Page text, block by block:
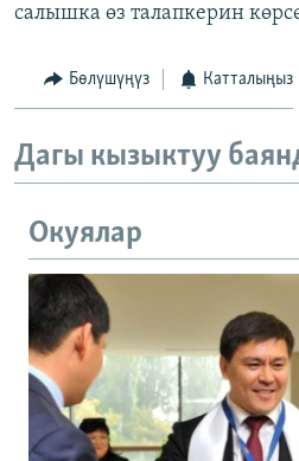
салышка өз талапкерин
Бөлүшүңүз Катталыңыз
Дагы кызыктуу
Окуялар